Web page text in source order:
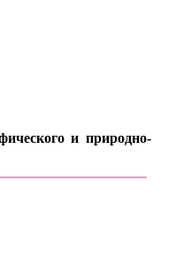
и природно-